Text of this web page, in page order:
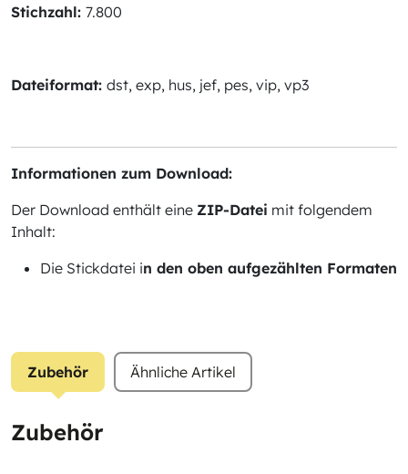
Stichzahl: 7.800
Dateiformat: dst, exp, hus, jef, pes, vip, vp3
Informationen zum Download:
Der Download enthält eine ZIP-Datei mit folgendem
Inhalt:
Die Stickdatei in den oben aufgezählten Formaten
Zubehör Ähnliche Artikel
Zubehör